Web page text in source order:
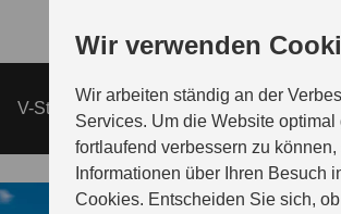
Wir verwenden
Wir arbeiten ständig an der
Services. Um die Website optimal
fortlaufend verbessern zu
Informationen über Ihren Besuch
Cookies. Entscheiden Sie sich,
Hauptinhalt
AUTOMOBILE
MOTORRAD
V-Strom 650XT